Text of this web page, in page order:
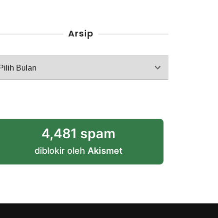
Arsip
4,481 spam
diblokir oleh Akismet